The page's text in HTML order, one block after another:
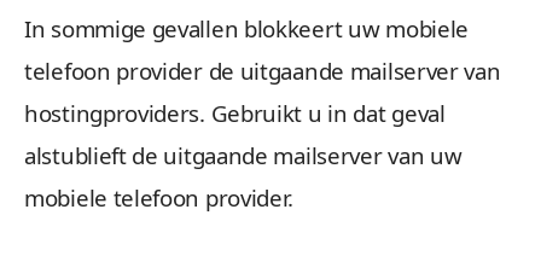
In sommige gevallen blokkeert uw mobiele
telefoon provider de uitgaande mailserver van
hostingproviders. Gebruikt u in dat geval
alstublieft de uitgaande mailserver van uw
mobiele telefoon provider.